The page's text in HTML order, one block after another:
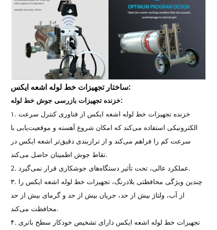
ساختار تجهیزات خط لوله اشعه ایکس:
خزنده تجهیزات بازرسی جوش خط لوله:
۱. خزنده تجهیزات خط لوله اشعه ایکس از فناوری کنترل سرعت
الکترونیکی استفاده می‌کند که امکان شروع آهسته و موقعیت‌یابی با
سرعت کم را فراهم می‌کند و از ترازبندی دقیق‌تر اشعه ایکس در
نقاط جوش اطمینان حاصل می‌کند.
2. عملکرد عالی، تحت تأثیر دستگاه‌های جوشکاری قرار نمی‌گیرد.
۳. چندین ویژگی محافظتی بلادرنگ، تجهیزات خط لوله اشعه ایکس را
از آب، ولتاژ بیش از حد، جریان بیش از حد و گرمای بیش از حد
محافظت می‌کند.
۴. تجهیزات خط لوله اشعه ایکس دارای تشخیص خودکار سطح باتری